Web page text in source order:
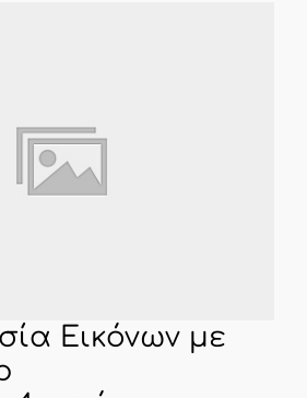
Εικόνων με